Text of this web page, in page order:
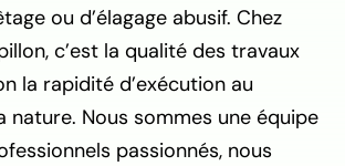
ou d’élagage abusif. Chez
c’est la qualité des travaux
la rapidité d’exécution au
nature. Nous sommes une équipe
passionnés, nous